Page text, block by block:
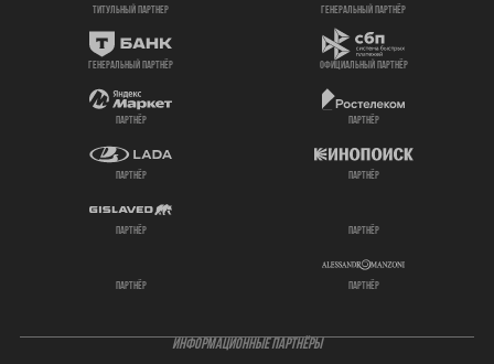
титульный партнер генеральный партнёр
генеральный партнёр официальный партнёр
партнёр партнёр
партнёр партнёр
партнёр партнёр
партнёр партнёр
ИНФОРМАЦИОННЫЕ ПАРТНЁРЫ